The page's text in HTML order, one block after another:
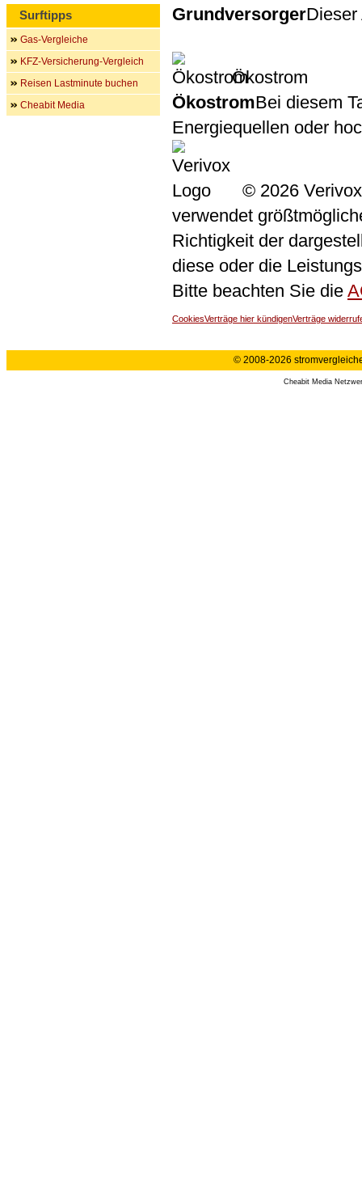
GrundversorgerDieser
Ökostrom
ÖkostromBei diesem
Energiequellen oder
© 2026
verwendet
Richtigkeit der
diese oder die
Bitte beachten Sie die
CookiesVerträge hier kündigenVerträge
Surftipps
Gas-Vergleiche
KFZ-Versicherung-Vergleich
Reisen Lastminute buchen
Cheabit Media
© 2008-2026
Cheabit Media